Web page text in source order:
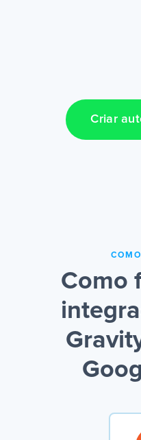
Criar
Como